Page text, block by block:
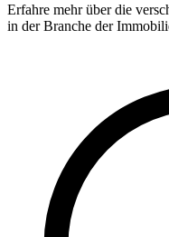
Erfahre mehr über die
in der Branche der